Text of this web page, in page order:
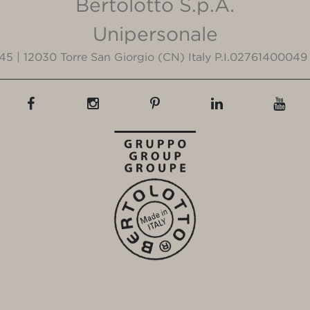
Bertolotto S.p.A.
Unipersonale
| 12030 Torre San Giorgio (CN) Italy